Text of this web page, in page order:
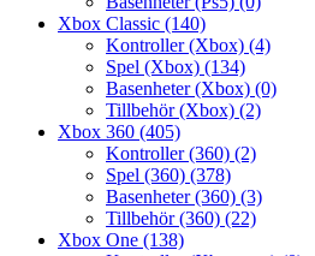
Xbox Classic (140)
Kontroller (Xbox) (4)
Spel (Xbox) (134)
Basenheter (Xbox) (0)
Tillbehör (Xbox) (2)
Xbox 360 (405)
Kontroller (360) (2)
Spel (360) (378)
Basenheter (360) (3)
Tillbehör (360) (22)
Xbox One (138)